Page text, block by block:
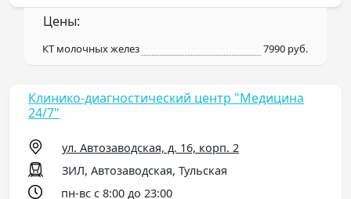
Цены:
КТ молочных желез 7990 руб.
Клинико-диагностический центр "Медицина
24/7"
ул. Автозаводская, д. 16, корп. 2
ЗИЛ, Автозаводская, Тульская
пн-вс с 8:00 до 23:00